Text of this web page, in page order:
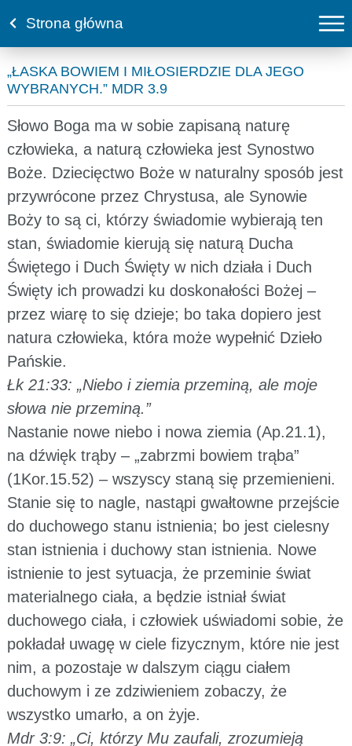
Strona główna
„ŁASKA BOWIEM I MIŁOSIERDZIE DLA JEGO
WYBRANYCH.” MDR 3.9
Słowo Boga ma w sobie zapisaną naturę
człowieka, a naturą człowieka jest Synostwo
Boże. Dziecięctwo Boże w naturalny sposób jest
przywrócone przez Chrystusa, ale Synowie
Boży to są ci, którzy świadomie wybierają ten
stan, świadomie kierują się naturą Ducha
Świętego i Duch Święty w nich działa i Duch
Święty ich prowadzi ku doskonałości Bożej –
przez wiarę to się dzieje; bo taka dopiero jest
natura człowieka, która może wypełnić Dzieło
Pańskie.
Łk 21:33: „Niebo i ziemia przeminą, ale moje
słowa nie przeminą.”
Nastanie nowe niebo i nowa ziemia (Ap.21.1),
na dźwięk trąby – „zabrzmi bowiem trąba”
(1Kor.15.52) – wszyscy staną się przemienieni.
Stanie się to nagle, nastąpi gwałtowne przejście
do duchowego stanu istnienia; bo jest cielesny
stan istnienia i duchowy stan istnienia. Nowe
istnienie to jest sytuacja, że przeminie świat
materialnego ciała, a będzie istniał świat
duchowego ciała, i człowiek uświadomi sobie, że
pokładał uwagę w ciele fizycznym, które nie jest
nim, a pozostaje w dalszym ciągu ciałem
duchowym i ze zdziwieniem zobaczy, że
wszystko umarło, a on żyje.
Mdr 3:9: „Ci, którzy Mu zaufali, zrozumieją